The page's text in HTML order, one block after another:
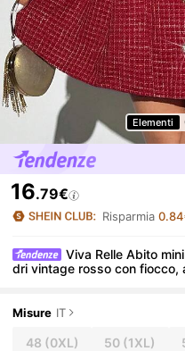
Elementi
16.79€
Risparmia
Viva Relle Abito
dri vintage rosso con fiocco,
bito bordeaux, abito da festa
Misure IT
48 (0XL) 50 (1XL)